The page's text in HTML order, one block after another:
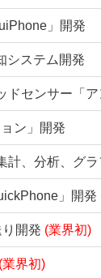
」開発
システム開発
ドセンサー「
ン」開発
計、分析、グ
」開発
開発 (業界初)
(業界初)